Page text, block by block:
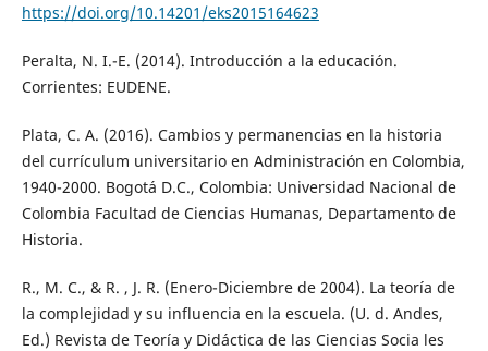
https://doi.org/10.14201/eks2015164623
Peralta, N. I.-E. (2014). Introducción a la educación.
Corrientes: EUDENE.
Plata, C. A. (2016). Cambios y permanencias en la historia
del currículum universitario en Administración en Colombia,
1940-2000. Bogotá D.C., Colombia: Universidad Nacional de
Colombia Facultad de Ciencias Humanas, Departamento de
Historia.
R., M. C., & R. , J. R. (Enero-Diciembre de 2004). La teoría de
la complejidad y su influencia en la escuela. (U. d. Andes,
Ed.) Revista de Teoría y Didáctica de las Ciencias Socia les